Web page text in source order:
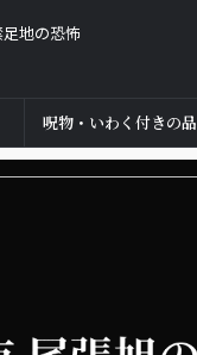
地の恐怖
呪物・いわく付きの品